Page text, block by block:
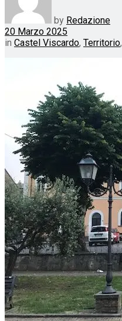
by Redazione
20 Marzo 2025
in Castel Viscardo, Territorio,